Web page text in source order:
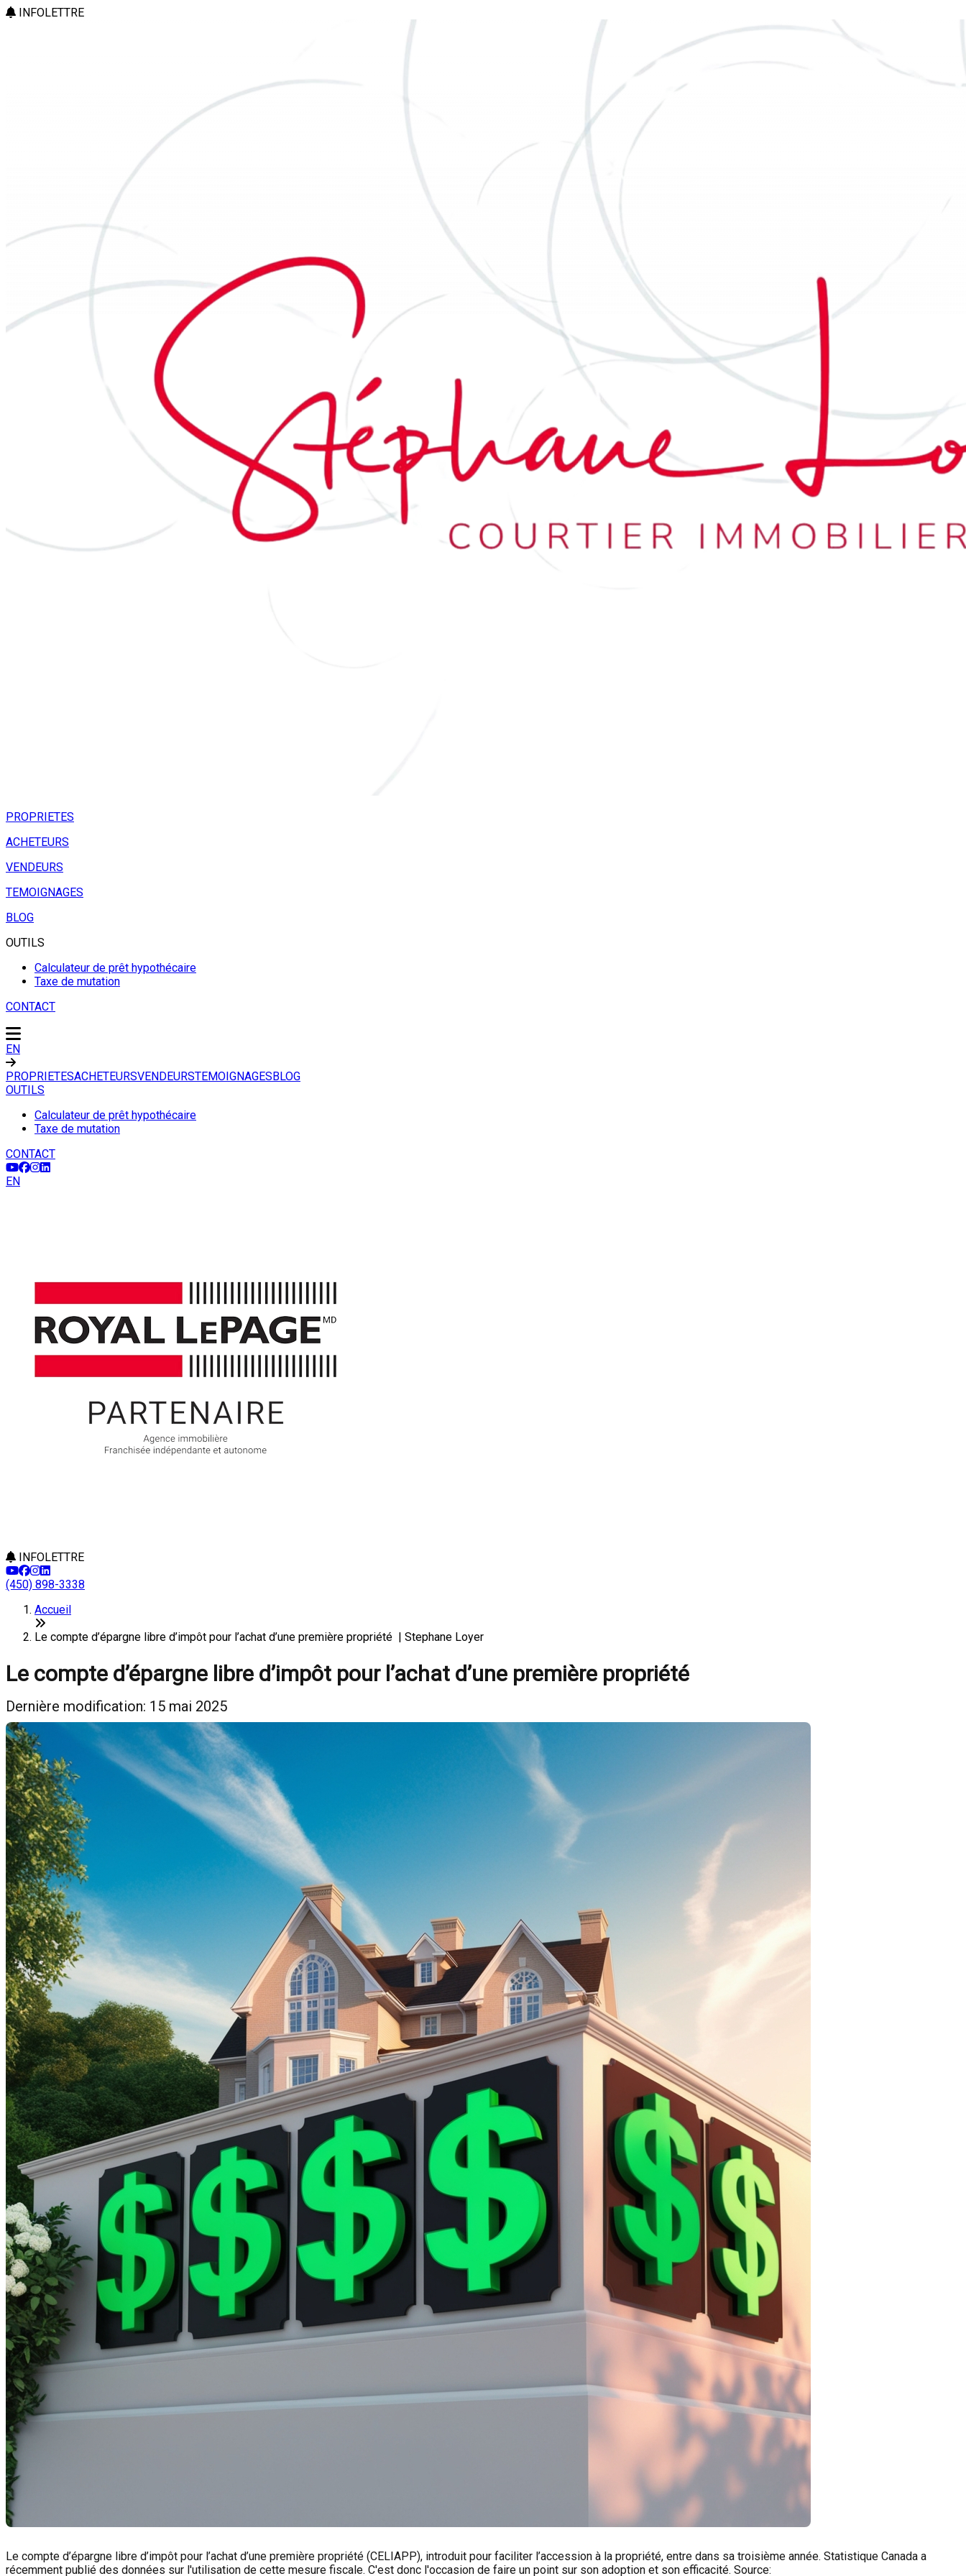
INFOLETTRE
PROPRIETES
ACHETEURS
VENDEURS
TEMOIGNAGES
BLOG
OUTILS
Calculateur de prêt hypothécaire
Taxe de mutation
CONTACT
EN
PROPRIETESACHETEURSVENDEURSTEMOIGNAGESBLOG
OUTILS
Calculateur de prêt hypothécaire
Taxe de mutation
CONTACT
EN
INFOLETTRE
(450) 898-3338
Accueil
Le compte d’épargne libre d’impôt pour l’achat d’une première propriété | Stephane Loyer
Le compte d’épargne libre d’impôt pour l’achat d’une première propriété
Dernière modification: 15 mai 2025
Le compte d’épargne libre d’impôt pour l’achat d’une première propriété (CELIAPP), introduit pour faciliter l’accession à la propriété, entre dans sa troisième année. Statistique Canada a
récemment publié des données sur l'utilisation de cette mesure fiscale. C'est donc l'occasion de faire un point sur son adoption et son efficacité. Source: